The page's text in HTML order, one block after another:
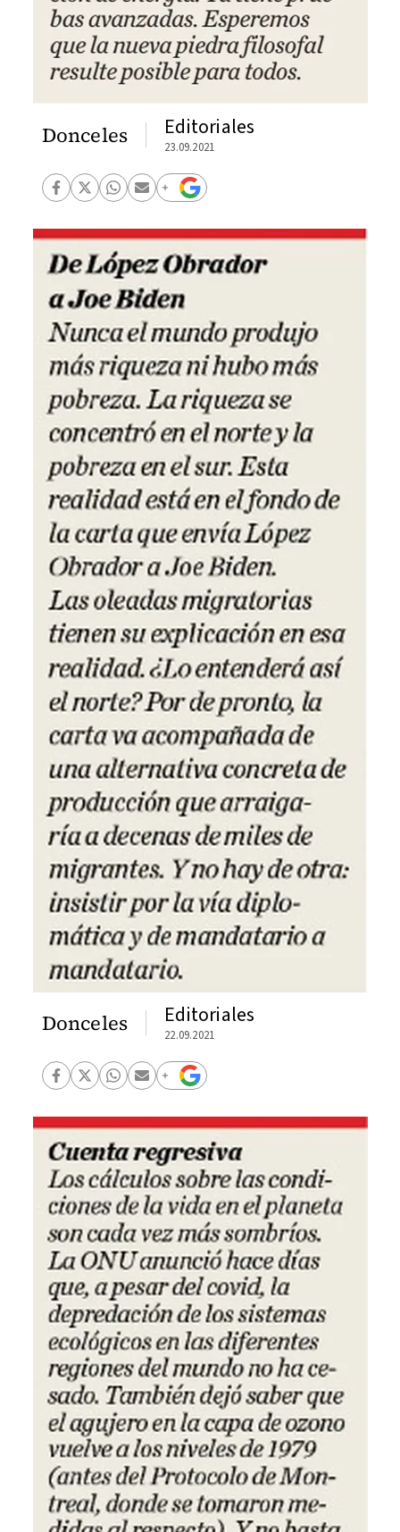
Donceles Editoriales
23.09.2021
Donceles Editoriales
22.09.2021